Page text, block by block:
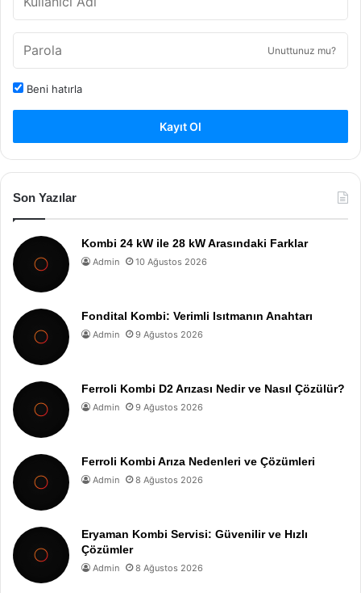
Unuttunuz mu?
Beni hatırla
Kayıt Ol
Son Yazılar
Kombi 24 kW ile 28 kW Arasındaki Farklar
Admin 10 Ağustos 2026
Fondital Kombi: Verimli Isıtmanın Anahtarı
Admin 9 Ağustos 2026
Ferroli Kombi D2 Arızası Nedir ve Nasıl Çözülür?
Admin 9 Ağustos 2026
Ferroli Kombi Arıza Nedenleri ve Çözümleri
Admin 8 Ağustos 2026
Eryaman Kombi Servisi: Güvenilir ve Hızlı
Çözümler
Admin 8 Ağustos 2026